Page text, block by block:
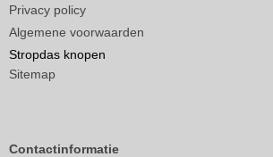
Privacy policy
Algemene voorwaarden
Stropdas knopen
Sitemap
Contactinformatie